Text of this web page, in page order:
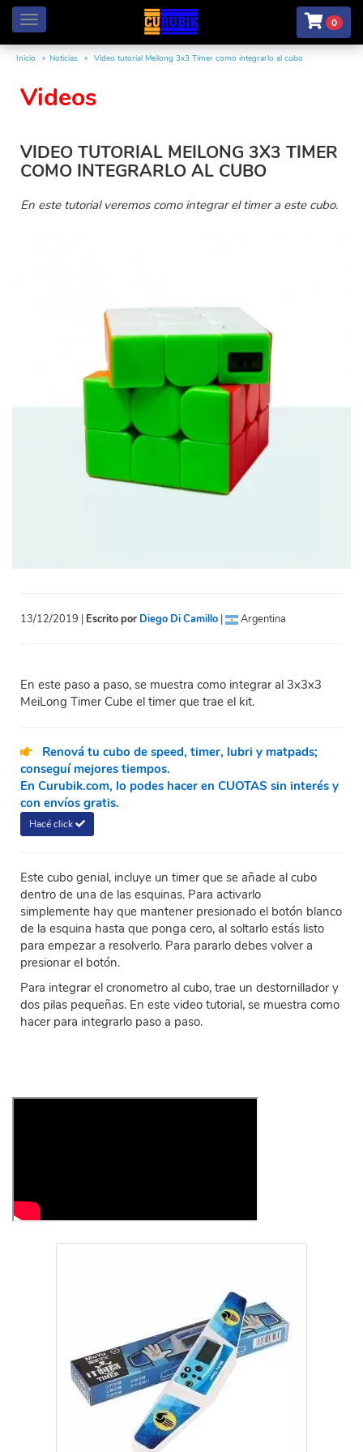
Menú 0
Inicio Noticias Video tutorial Meilong 3x3 Timer como integrarlo al cubo
Videos
VIDEO TUTORIAL MEILONG 3X3 TIMER
COMO INTEGRARLO AL CUBO
En este tutorial veremos como integrar el timer a este cubo.
13/12/2019 | Escrito por Diego Di Camillo | Argentina
En este paso a paso, se muestra como integrar al 3x3x3
MeiLong Timer Cube el timer que trae el kit.
Renová tu cubo de speed, timer, lubri y matpads;
conseguí mejores tiempos.
En Curubik.com, lo podes hacer en CUOTAS sin interés y
con envíos gratis.
Hacé click
Este cubo genial, incluye un timer que se añade al cubo
dentro de una de las esquinas. Para activarlo
simplemente hay que mantener presionado el botón blanco
de la esquina hasta que ponga cero, al soltarlo estás listo
para empezar a resolverlo. Para pararlo debes volver a
presionar el botón.
Para integrar el cronometro al cubo, trae un destornillador y
dos pilas pequeñas. En este video tutorial, se muestra como
hacer para integrarlo paso a paso.